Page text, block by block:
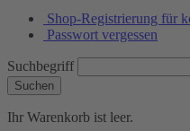
Shop-Registrierung für
Passwort vergessen
Suchbegriff
Suchen
Ihr Warenkorb ist leer.